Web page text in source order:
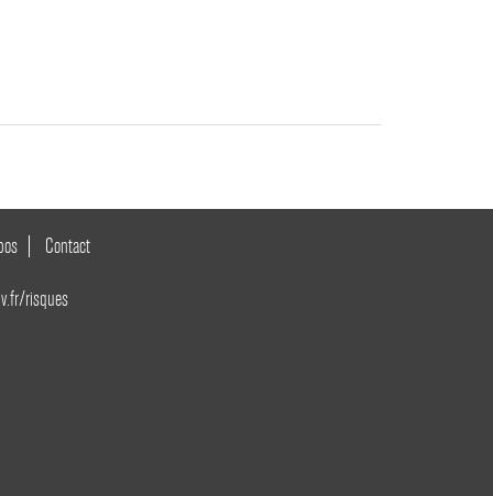
Contact
risques